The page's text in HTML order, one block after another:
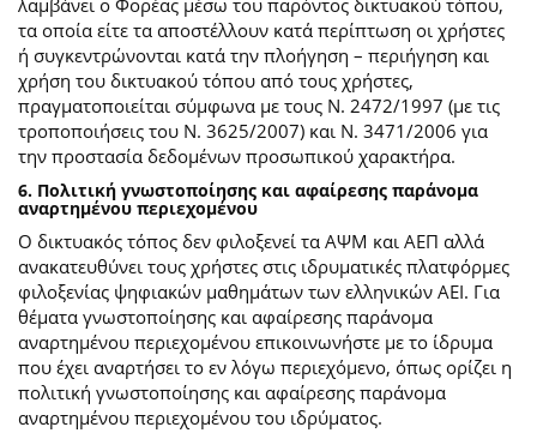
λαμβάνει ο Φορέας μέσω του παρόντος δικτυακού τόπου,
τα οποία είτε τα αποστέλλουν κατά περίπτωση οι χρήστες
ή συγκεντρώνονται κατά την πλοήγηση – περιήγηση και
χρήση του δικτυακού τόπου από τους χρήστες,
πραγματοποιείται σύμφωνα με τους Ν. 2472/1997 (με τις
τροποποιήσεις του Ν. 3625/2007) και Ν. 3471/2006 για
την προστασία δεδομένων προσωπικού χαρακτήρα.
6. Πολιτική γνωστοποίησης και αφαίρεσης παράνομα
αναρτημένου περιεχομένου
Ο δικτυακός τόπος δεν φιλοξενεί τα ΑΨΜ και ΑΕΠ αλλά
ανακατευθύνει τους χρήστες στις ιδρυματικές πλατφόρμες
φιλοξενίας ψηφιακών μαθημάτων των ελληνικών ΑΕΙ. Για
θέματα γνωστοποίησης και αφαίρεσης παράνομα
αναρτημένου περιεχομένου επικοινωνήστε με το ίδρυμα
που έχει αναρτήσει το εν λόγω περιεχόμενο, όπως ορίζει η
πολιτική γνωστοποίησης και αφαίρεσης παράνομα
αναρτημένου περιεχομένου του ιδρύματος.